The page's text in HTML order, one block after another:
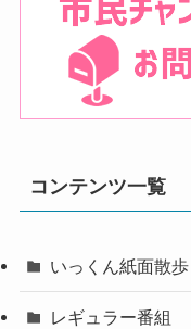
コンテンツ一覧
いっくん紙面散歩
レギュラー番組